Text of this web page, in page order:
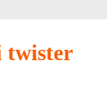
twister